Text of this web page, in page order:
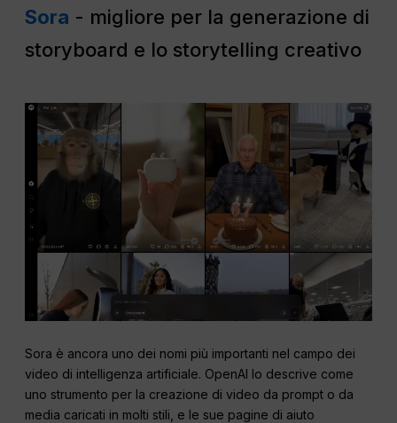
Sora - migliore per la generazione di
storyboard e lo storytelling creativo
Sora è ancora uno dei nomi più importanti nel campo dei
video di intelligenza artificiale. OpenAI lo descrive come
uno strumento per la creazione di video da prompt o da
media caricati in molti stili, e le sue pagine di aiuto